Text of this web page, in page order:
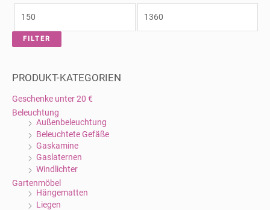
FILTER
PRODUKT-KATEGORIEN
Geschenke unter 20 €
Beleuchtung
Außenbeleuchtung
Beleuchtete Gefäße
Gaskamine
Gaslaternen
Windlichter
Gartenmöbel
Hängematten
Liegen